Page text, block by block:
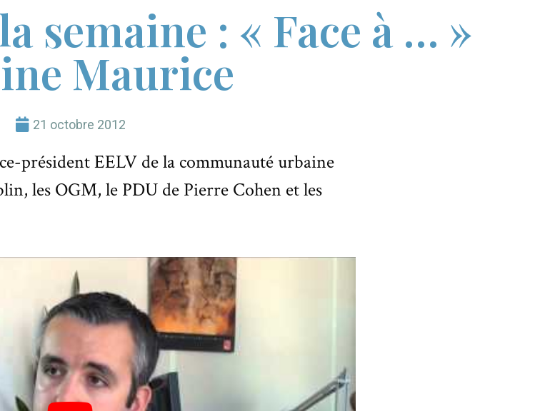
semaine : « Face à … »
Maurice
21 octobre 2012
président EELV de la communauté urbaine
les OGM, le PDU de Pierre Cohen et les